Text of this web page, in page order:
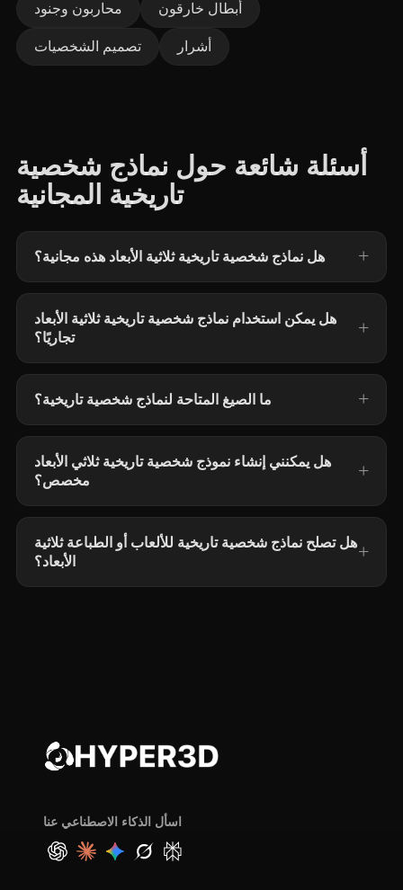
محاربون وجنود أبطال خارقون
تصميم الشخصيات أشرار
أسئلة شائعة حول نماذج شخصية
تاريخية المجانية
هل نماذج شخصية تاريخية ثلاثية الأبعاد هذه مجانية؟
هل يمكن استخدام نماذج شخصية تاريخية ثلاثية الأبعاد
تجاريًا؟
ما الصيغ المتاحة لنماذج شخصية تاريخية؟
هل يمكنني إنشاء نموذج شخصية تاريخية ثلاثي الأبعاد
مخصص؟
هل تصلح نماذج شخصية تاريخية للألعاب أو الطباعة ثلاثية
الأبعاد؟
اسأل الذكاء الاصطناعي عنا